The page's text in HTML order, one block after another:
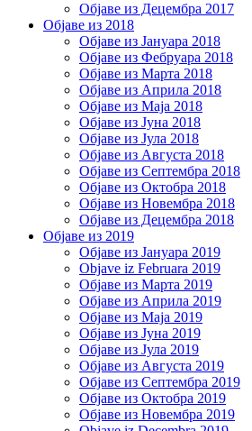
Објаве из Децембра 2017
Објаве из 2018
Објаве из Јануара 2018
Објаве из Фебруара 2018
Објаве из Марта 2018
Објаве из Априла 2018
Објаве из Маја 2018
Објаве из Јуна 2018
Објаве из Јула 2018
Објаве из Августа 2018
Објаве из Септембра 2018
Објаве из Октобра 2018
Објаве из Новембра 2018
Објаве из Децембра 2018
Објаве из 2019
Објаве из Јануара 2019
Objave iz Februara 2019
Објаве из Марта 2019
Објаве из Априла 2019
Објаве из Маја 2019
Објаве из Јуна 2019
Објаве из Јула 2019
Објаве из Августа 2019
Објаве из Септембра 2019
Објаве из Октобра 2019
Објаве из Новембра 2019